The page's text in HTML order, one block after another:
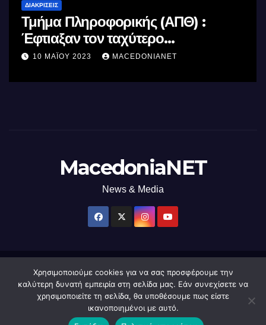
ΔΙΑΚΡΊΣΕΙΣ
Τμήμα Πληροφορικής (ΑΠΘ) :
Έφτιαξαν τον ταχύτερο
επεξεργαστή AI στον κόσμο με τη
10 ΜΑΪ́ΟΥ 2023 MACEDONIANET
MacedoniaNET
News & Media
Δημιουργήθηκε από το digital2000 με την Υποστήριξη του WordPress
Θέμα: Newsup απόThemeansar.
macedonianetΔιαφημιστείτεΕπικοινωνίαΠολιτική Απορρήτου
Χρησιμοποιούμε cookies για να σας προσφέρουμε την
καλύτερη δυνατή εμπειρία στη σελίδα μας. Εάν συνεχίσετε να
χρησιμοποιείτε τη σελίδα, θα υποθέσουμε πως είστε
ικανοποιημένοι με αυτό.